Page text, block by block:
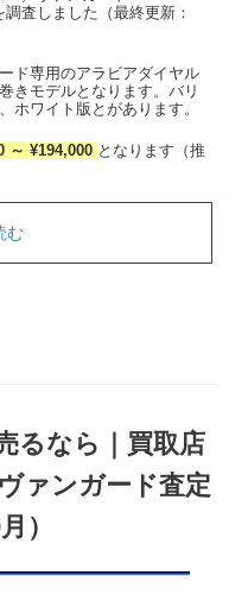
査しました（最終更新：
ド専用のアラビアダイヤル
きモデルとなります。バリ
ホワイト版とがあります。
～ ¥194,000 となります（推
む
るなら｜買取店
ァンガード査定
）